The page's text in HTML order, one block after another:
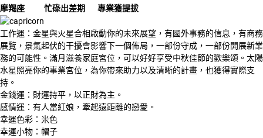
摩羯座 忙碌出差期 專業獲提拔
工作運：金星與火星合相啟動你的未來展望，有國外事務的信息，有商務
展覽，景氣起伏的干擾會影響下一個佈局，一部份守成，一部份開展新業
務的可能性。滿月滋養家庭宮位，可以好好享受中秋佳節的歡樂頌。太陽
水星照亮你的事業宮位，為你帶來助力以及清晰的計畫，也獲得實際支
持。
金錢運：財運持平，以正財為主。
感情運：有人當紅娘，牽起遠距離的戀愛。
幸運色彩：米色
幸運小物：帽子